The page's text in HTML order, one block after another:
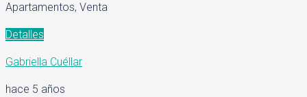
Apartamentos, Venta
Detalles
Gabriella Cuéllar
hace 5 años